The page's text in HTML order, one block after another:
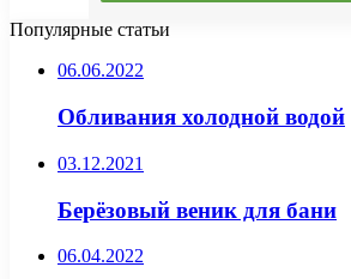
Популярные статьи
06.06.2022
Обливания холодной водой
03.12.2021
Берёзовый веник для бани
06.04.2022